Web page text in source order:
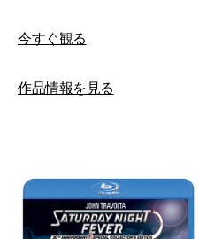
今すぐ観る
作品情報を見る